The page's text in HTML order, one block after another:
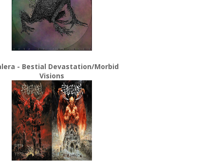
- Bestial Devastation/Morbid
Visions